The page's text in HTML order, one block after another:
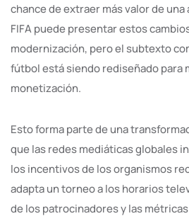
chance de extraer más valor de una
FIFA puede presentar estos
modernización, pero el subtexto
fútbol está siendo rediseñado para
monetización.
Esto forma parte de una
que las redes mediáticas globales
los incentivos de los organismos
adapta un torneo a los horarios
de los patrocinadores y las